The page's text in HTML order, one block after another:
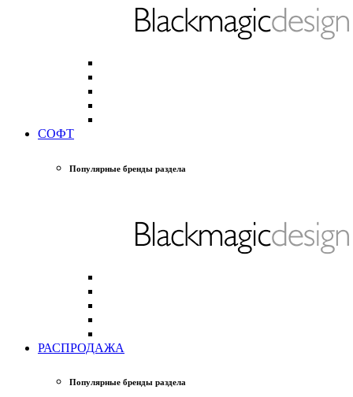
СОФТ
Популярные бренды раздела
РАСПРОДАЖА
Популярные бренды раздела